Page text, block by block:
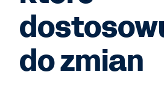
do zmian